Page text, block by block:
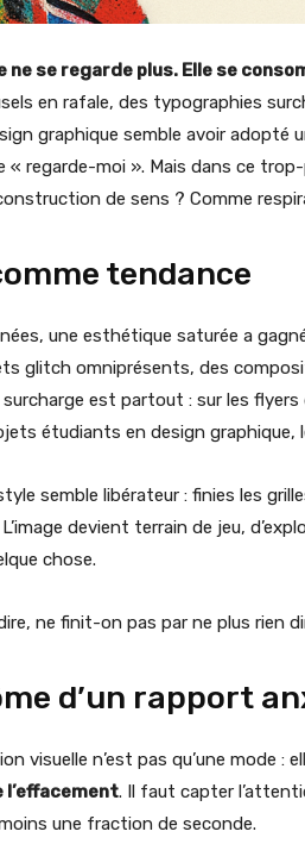
ne se regarde plus. Elle se
en rafale, des typographies
graphique semble avoir adopté
« regarde-moi ». Mais dans ce
de sens ? Comme
tendance
une esthétique saturée a
glitch omniprésents, des
est partout : sur les
étudiants en design graphique,
semble libérateur : finies les
devient terrain de jeu,
chose.
ne finit-on pas par ne plus rien
d’un rapport
visuelle n’est pas qu’une mode :
l’effacement. Il faut capter
une fraction de seconde.